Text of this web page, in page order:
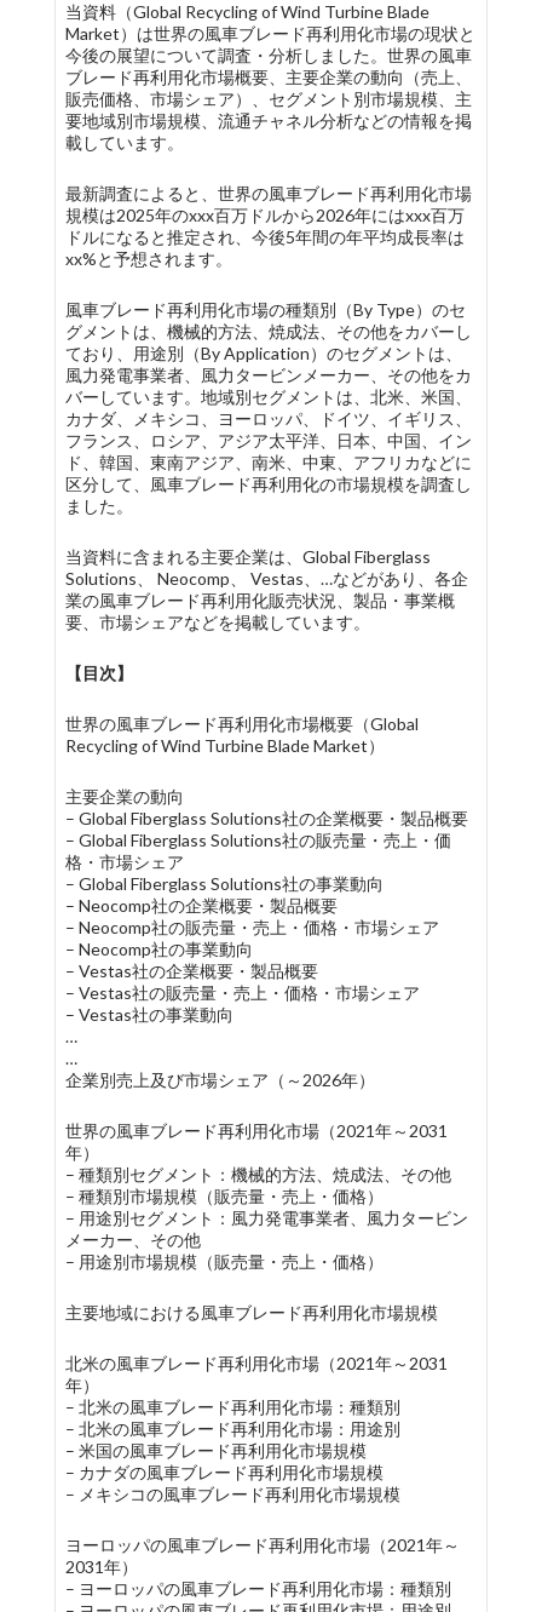
当資料（Global Recycling of Wind Turbine Blade
Market）は世界の風車ブレード再利用化市場の現状と
今後の展望について調査・分析しました。世界の風車
ブレード再利用化市場概要、主要企業の動向（売上、
販売価格、市場シェア）、セグメント別市場規模、主
要地域別市場規模、流通チャネル分析などの情報を掲
載しています。
最新調査によると、世界の風車ブレード再利用化市場
規模は2025年のxxx百万ドルから2026年にはxxx百万
ドルになると推定され、今後5年間の年平均成長率は
xx%と予想されます。
風車ブレード再利用化市場の種類別（By Type）のセ
グメントは、機械的方法、焼成法、その他をカバーし
ており、用途別（By Application）のセグメントは、
風力発電事業者、風力タービンメーカー、その他をカ
バーしています。地域別セグメントは、北米、米国、
カナダ、メキシコ、ヨーロッパ、ドイツ、イギリス、
フランス、ロシア、アジア太平洋、日本、中国、イン
ド、韓国、東南アジア、南米、中東、アフリカなどに
区分して、風車ブレード再利用化の市場規模を調査し
ました。
当資料に含まれる主要企業は、Global Fiberglass
Solutions、 Neocomp、 Vestas、…などがあり、各企
業の風車ブレード再利用化販売状況、製品・事業概
要、市場シェアなどを掲載しています。
【目次】
世界の風車ブレード再利用化市場概要（Global
Recycling of Wind Turbine Blade Market）
主要企業の動向
– Global Fiberglass Solutions社の企業概要・製品概要
– Global Fiberglass Solutions社の販売量・売上・価
格・市場シェア
– Global Fiberglass Solutions社の事業動向
– Neocomp社の企業概要・製品概要
– Neocomp社の販売量・売上・価格・市場シェア
– Neocomp社の事業動向
– Vestas社の企業概要・製品概要
– Vestas社の販売量・売上・価格・市場シェア
– Vestas社の事業動向
…
…
企業別売上及び市場シェア（～2026年）
世界の風車ブレード再利用化市場（2021年～2031
年）
– 種類別セグメント：機械的方法、焼成法、その他
– 種類別市場規模（販売量・売上・価格）
– 用途別セグメント：風力発電事業者、風力タービン
メーカー、その他
– 用途別市場規模（販売量・売上・価格）
主要地域における風車ブレード再利用化市場規模
北米の風車ブレード再利用化市場（2021年～2031
年）
– 北米の風車ブレード再利用化市場：種類別
– 北米の風車ブレード再利用化市場：用途別
– 米国の風車ブレード再利用化市場規模
– カナダの風車ブレード再利用化市場規模
– メキシコの風車ブレード再利用化市場規模
ヨーロッパの風車ブレード再利用化市場（2021年～
2031年）
– ヨーロッパの風車ブレード再利用化市場：種類別